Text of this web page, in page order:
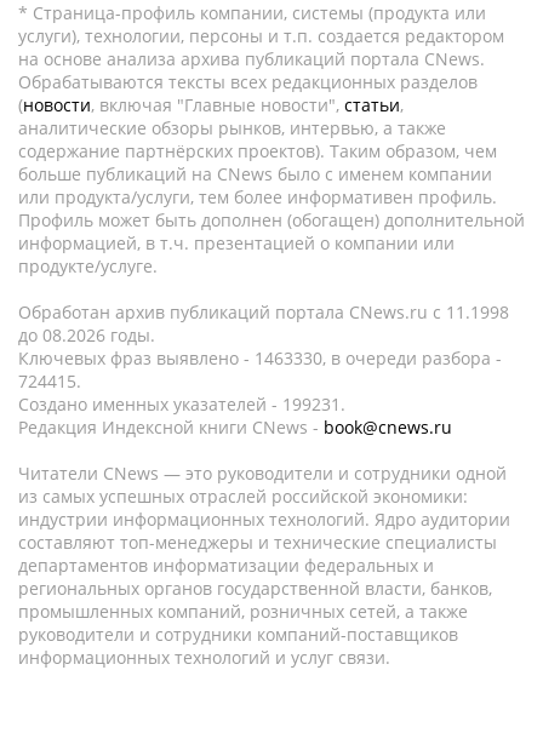
* Страница-профиль компании, системы (продукта или
услуги), технологии, персоны и т.п. создается редактором
на основе анализа архива публикаций портала CNews.
Обрабатываются тексты всех редакционных разделов
(новости, включая "Главные новости", статьи,
аналитические обзоры рынков, интервью, а также
содержание партнёрских проектов). Таким образом, чем
больше публикаций на CNews было с именем компании
или продукта/услуги, тем более информативен профиль.
Профиль может быть дополнен (обогащен) дополнительной
информацией, в т.ч. презентацией о компании или
продукте/услуге.
Обработан архив публикаций портала CNews.ru c 11.1998
до 08.2026 годы.
Ключевых фраз выявлено - 1463330, в очереди разбора -
724415.
Создано именных указателей - 199231.
Редакция Индексной книги CNews - book@cnews.ru
Читатели CNews — это руководители и сотрудники одной
из самых успешных отраслей российской экономики:
индустрии информационных технологий. Ядро аудитории
составляют топ-менеджеры и технические специалисты
департаментов информатизации федеральных и
региональных органов государственной власти, банков,
промышленных компаний, розничных сетей, а также
руководители и сотрудники компаний-поставщиков
информационных технологий и услуг связи.